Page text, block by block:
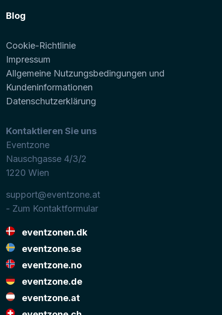
Blog
Cookie-Richtlinie
Impressum
Allgemeine Nutzungsbedingungen und
Kundeninformationen
Datenschutzerklärung
Kontaktieren Sie uns
Eventzone
Nauschgasse 4/3/2
1220 Wien
support@eventzone.at
- Zum Kontaktformular
eventzonen.dk
eventzone.se
eventzone.no
eventzone.de
eventzone.at